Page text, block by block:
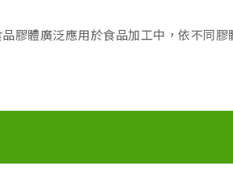
膠體廣泛應用於食品加工中，依不同